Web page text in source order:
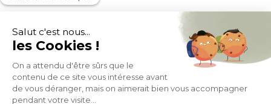
MOYENS DE PAIEMENT